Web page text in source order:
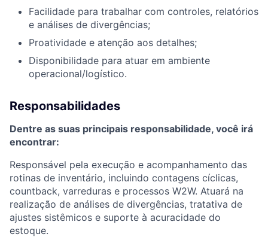
Facilidade para trabalhar com controles, relatórios
e análises de divergências;
Proatividade e atenção aos detalhes;
Disponibilidade para atuar em ambiente
operacional/logístico.
Responsabilidades
Dentre as suas principais responsabilidade, você irá
encontrar:
Responsável pela execução e acompanhamento das
rotinas de inventário, incluindo contagens cíclicas,
countback, varreduras e processos W2W. Atuará na
realização de análises de divergências, tratativa de
ajustes sistêmicos e suporte à acuracidade do
estoque.